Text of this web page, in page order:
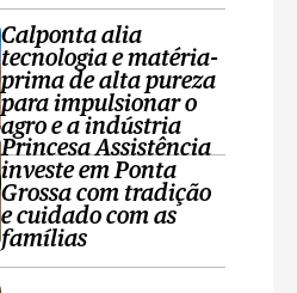
Calponta alia
tecnologia e matéria-
prima de alta pureza
para impulsionar o
agro e a indústria
Princesa Assistência
investe em Ponta
Grossa com tradição
e cuidado com as
famílias